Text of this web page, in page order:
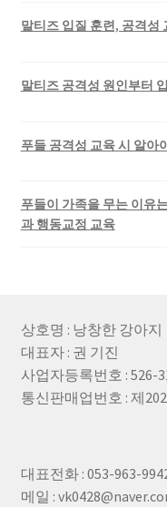
말티즈 입질 훈련, 공격성
말티즈 공격성 원인부터
푸들 공격성 교육 시 알아
푸들이 가족을 무는 이유
과 행동교정 교육
상호명 : 낭창한 강아지
대표자 : 권 기진
사업자등록번호 : 526-
통신판매업번호 : 제
대표전화 : 053-963-
메일 :